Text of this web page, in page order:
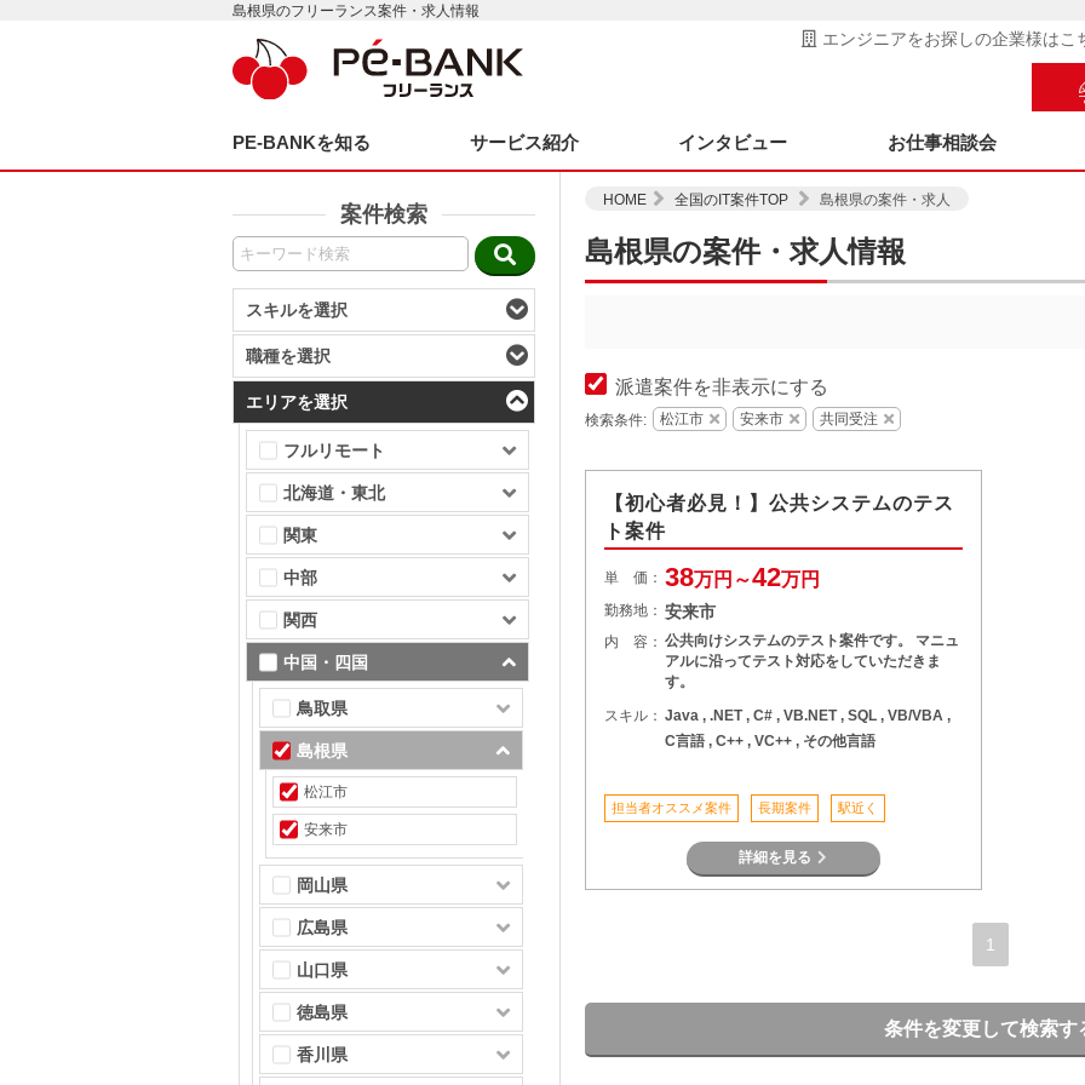
島根県のフリーランス案件・求人情報
エンジニアをお探しの企業様はこ
PE-BANKを知る サービス紹介 インタビュー お仕事相談会
案件検索
スキルを選択
職種を選択
エリアを選択
フルリモート
北海道・東北
関東
中部
関西
中国・四国
鳥取県
島根県
松江市
安来市
岡山県
広島県
山口県
徳島県
香川県
HOME 全国のIT案件TOP 島根県の案件・求人
島根県の案件・求人情報
派遣案件を非表示にする
検索条件: 松江市 安来市 共同受注
【初心者必見！】公共システムのテス
ト案件
単 価： 38万円～42万円
勤務地： 安来市
内 容： 公共向けシステムのテスト案件です。 マニュ
アルに沿ってテスト対応をしていただきま
す。
スキル： Java , .NET , C# , VB.NET , SQL , VB/VBA ,
C言語 , C++ , VC++ , その他言語
担当者オススメ案件 長期案件 駅近く
詳細を見る
1
条件を変更して検索す